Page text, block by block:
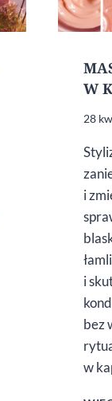
W
28
i
i
bez
w